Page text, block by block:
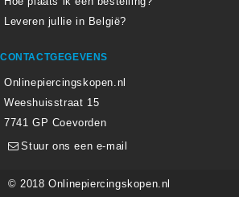
Leveren jullie in België?
CONTACTGEGEVENS
Onlinepiercingskopen.nl
Weeshuisstraat 15
7741 GP Coevorden
Stuur ons een e-mail
© 2018 Onlinepiercingskopen.nl